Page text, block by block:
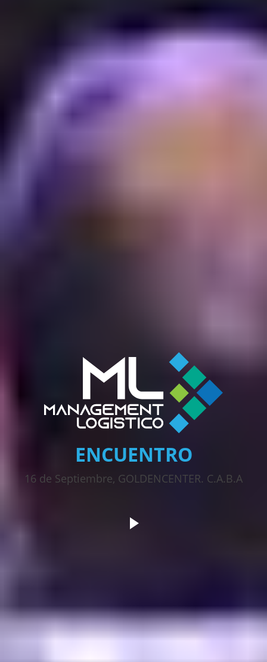
ENCUENTRO
16 de Septiembre, GOLDENCENTER. C.A.B.A